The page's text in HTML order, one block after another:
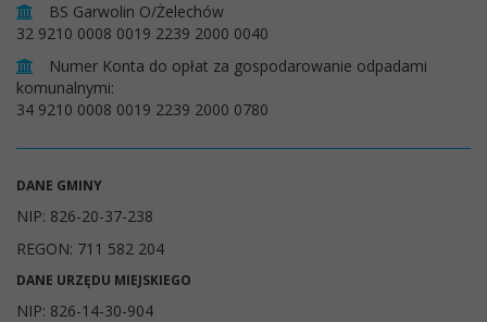
BS Garwolin O/Żelechów
32 9210 0008 0019 2239 2000 0040
Numer Konta do opłat za gospodarowanie odpadami
komunalnymi:
34 9210 0008 0019 2239 2000 0780
DANE GMINY
NIP: 826-20-37-238
REGON: 711 582 204
DANE URZĘDU MIEJSKIEGO
NIP: 826-14-30-904